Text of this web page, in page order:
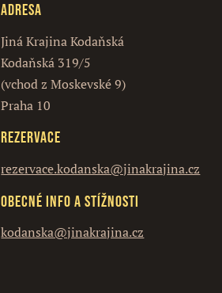
Adresa
Jiná Krajina Kodaňská
Kodaňská 319/5
(vchod z Moskevské 9)
Praha 10
Rezervace
rezervace.kodanska@jinakrajina.cz
Obecné info a stížnosti
kodanska@jinakrajina.cz